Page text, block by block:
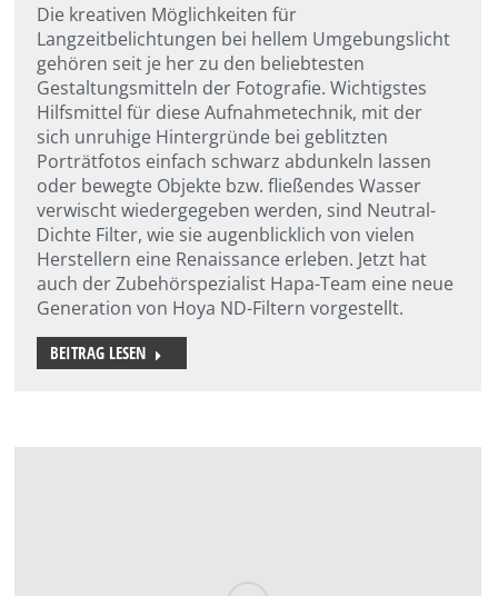
Die kreativen Möglichkeiten für
Langzeitbelichtungen bei hellem Umgebungslicht
gehören seit je her zu den beliebtesten
Gestaltungsmitteln der Fotografie. Wichtigstes
Hilfsmittel für diese Aufnahmetechnik, mit der
sich unruhige Hintergründe bei geblitzten
Porträtfotos einfach schwarz abdunkeln lassen
oder bewegte Objekte bzw. fließendes Wasser
verwischt wiedergegeben werden, sind Neutral-
Dichte Filter, wie sie augenblicklich von vielen
Herstellern eine Renaissance erleben. Jetzt hat
auch der Zubehörspezialist Hapa-Team eine neue
Generation von Hoya ND-Filtern vorgestellt.
BEITRAG LESEN